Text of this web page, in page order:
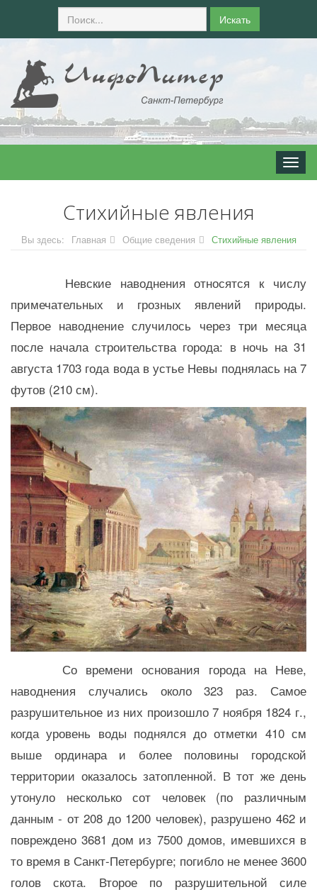
Искать
Стихийные явления
Вы здесь: Главная Общие сведения Стихийные явления
Невские наводнения относятся к числу
примечательных и грозных явлений природы.
Первое наводнение случилось через три месяца
после начала строительства города: в ночь на 31
августа 1703 года вода в устье Невы поднялась на 7
футов (210 см).
Со времени основания города на Неве,
наводнения случались около 323 раз. Самое
разрушительное из них произошло 7 ноября 1824 г.,
когда уровень воды поднялся до отметки 410 см
выше ординара и более половины городской
территории оказалось затопленной. В тот же день
утонуло несколько сот человек (по различным
данным - от 208 до 1200 человек), разрушено 462 и
повреждено 3681 дом из 7500 домов, имевшихся в
то время в Санкт-Петербурге; погибло не менее 3600
голов скота. Второе по разрушительной силе